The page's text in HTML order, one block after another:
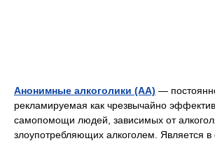
Анонимные алкоголики (АА) —
рекламируемая как чрезвычайно
самопомощи людей, зависимых от
злоупотребляющих алкоголем. Является в